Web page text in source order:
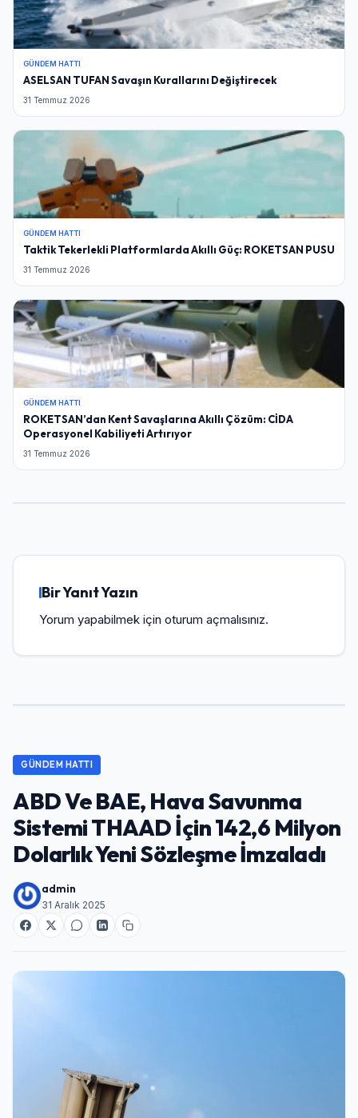
GÜNDEM HATTI
ASELSAN TUFAN Savaşın Kurallarını Değiştirecek
31 Temmuz 2026
GÜNDEM HATTI
Taktik Tekerlekli Platformlarda Akıllı Güç: ROKETSAN PUSU
31 Temmuz 2026
GÜNDEM HATTI
ROKETSAN’dan Kent Savaşlarına Akıllı Çözüm: CİDA
Operasyonel Kabiliyeti Artırıyor
31 Temmuz 2026
Bir Yanıt Yazın
Yorum yapabilmek için oturum açmalısınız.
GÜNDEM HATTI
ABD Ve BAE, Hava Savunma
Sistemi THAAD İçin 142,6 Milyon
Dolarlık Yeni Sözleşme İmzaladı
admin
31 Aralık 2025